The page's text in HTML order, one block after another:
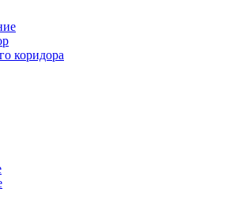
коридора